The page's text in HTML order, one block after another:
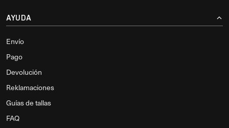
AYUDA
Envío
Pago
Devolución
Reklamaciones
Guías de tallas
FAQ